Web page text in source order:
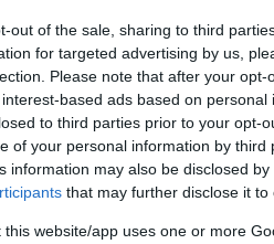
out of the sale, sharing to third
for targeted advertising by us,
Please note that after your
based ads based on
to third parties prior to your opt-
of your personal information by third
information may also be disclosed
that may further disclose it to
this website/app uses one or more
Tóth Gabi -
énekesnő